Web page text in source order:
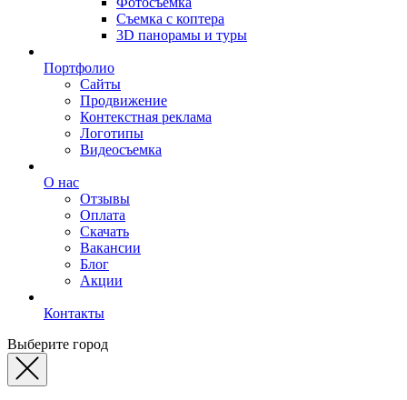
Съемка с коптера
3D панорамы и туры
Портфолио
Сайты
Продвижение
Контекстная реклама
Логотипы
Видеосъемка
О нас
Отзывы
Оплата
Скачать
Вакансии
Блог
Акции
Контакты
Выберите город